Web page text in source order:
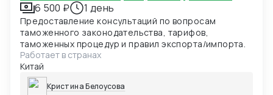
6 500 ₽ 1 день
Предоставление консультаций по вопросам
таможенного законодательства, тарифов,
таможенных процедур и правил экспорта/импорта.
Работает в странах
Китай
Кристина Белоусова